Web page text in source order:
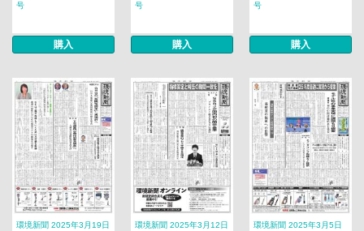
号
購入
号
購入
号
購入
環境新聞 2025年3月19日
環境新聞 2025年3月12日
環境新聞 2025年3月5日